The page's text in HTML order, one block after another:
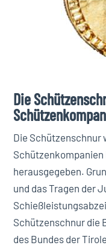
Die
Die Schützenschnur
herausgegeben.
und das Tragen der
Schützenschnur die
des Bundes der